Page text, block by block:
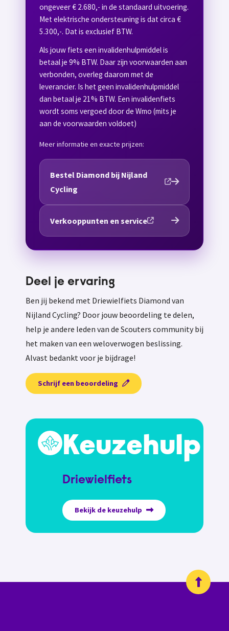
ongeveer € 2.680,- in de standaard uitvoering.
Met elektrische ondersteuning is dat circa €
5.300,-. Dat is exclusief BTW.
Als jouw fiets een invalidenhulpmiddel is
betaal je 9% BTW. Daar zijn voorwaarden aan
verbonden, overleg daarom met de
leverancier. Is het geen invalidenhulpmiddel
dan betaal je 21% BTW. Een invalidenfiets
wordt soms vergoed door de Wmo (mits je
aan de voorwaarden voldoet)
Meer informatie en exacte prijzen:
Bestel Diamond bij Nijland
Cycling
Verkooppunten en service
Deel je ervaring
Ben jij bekend met Driewielfiets Diamond van
Nijland Cycling? Door jouw beoordeling te delen,
help je andere leden van de Scouters community bij
het maken van een weloverwogen beslissing.
Alvast bedankt voor je bijdrage!
Schrijf een beoordeling
Keuzehulp
Driewielfiets
Bekijk de keuzehulp